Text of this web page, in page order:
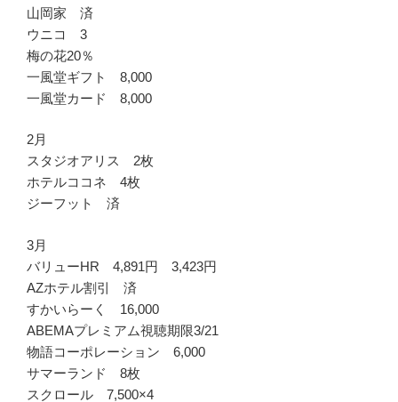
山岡家 済
ウニコ 3
梅の花20％
一風堂ギフト 8,000
一風堂カード 8,000
2月
スタジオアリス 2枚
ホテルココネ 4枚
ジーフット 済
3月
バリューHR 4,891円 3,423円
AZホテル割引 済
すかいらーく 16,000
ABEMAプレミアム視聴期限3/21
物語コーポレーション 6,000
サマーランド 8枚
スクロール 7,500×4